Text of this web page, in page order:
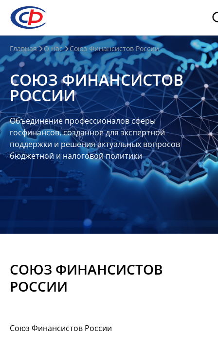
О
нас
О
СФР
Совет
Союза
Участники
Планы
отчеты
Контакты
Материалы
Главная О нас Союз Финансистов России
СОЮЗ ФИНАНСИСТОВ
РОССИИ
Объединение профессионалов сферы
госфинансов, созданное для экспертной
поддержки и решения актуальных вопросов
бюджетной и налоговой политики
СОЮЗ ФИНАНСИСТОВ
РОССИИ
Союз Финансистов России